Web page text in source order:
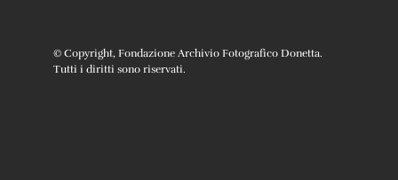
© Copyright, Fondazione Archivio Fotografico Donetta.
Tutti i diritti sono riservati.